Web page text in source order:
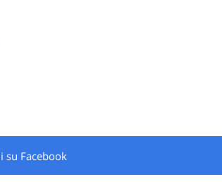
ROMAGNA PIEMONTE
su Facebook